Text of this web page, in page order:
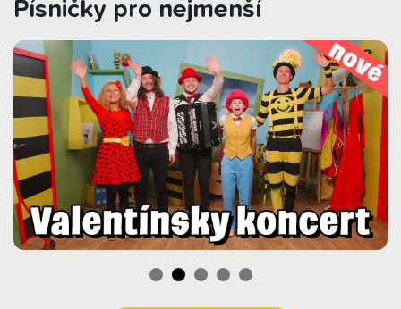
Písničky pro nejmenší